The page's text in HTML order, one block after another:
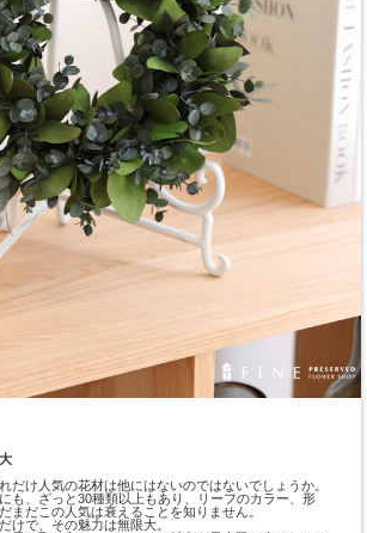
だけ人気の花材は他にはないのではないでしょうか。
も、ざっと30種類以上もあり、リーフのカラー、形
まだこの人気は衰えることを知りません。
けで、その魅力は無限大。